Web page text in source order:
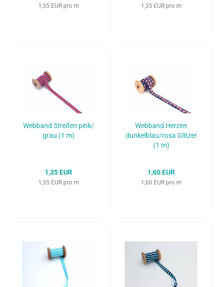
1,35 EUR pro m 1,35 EUR pro m
Webband Streifen pink/
grau (1 m)
1,35 EUR
1,35 EUR pro m
Webband Herzen
dunkelblau/rosa Glitzer
(1 m)
1,60 EUR
1,60 EUR pro m